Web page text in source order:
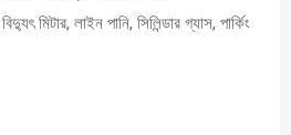
মিটার, লাইন পানি, সিলিন্ডার গ্যাস, পার্কিং